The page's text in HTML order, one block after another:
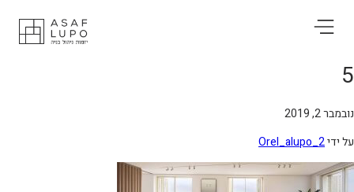
2, 2019
ידיOrel_alupo_2